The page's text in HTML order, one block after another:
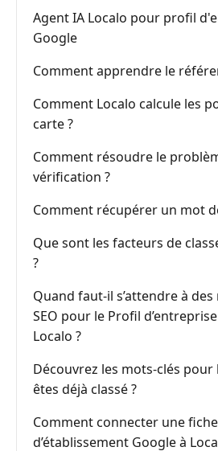
Agent IA Localo pour profil
Google
Comment apprendre le
Comment Localo calcule les
carte ?
Comment résoudre le
vérification ?
Comment récupérer un mot
Que sont les facteurs de
?
Quand faut-il s’attendre à
SEO pour le Profil
Localo ?
Découvrez les mots-clés pour
êtes déjà classé ?
Comment connecter une fiche
d’établissement Google à